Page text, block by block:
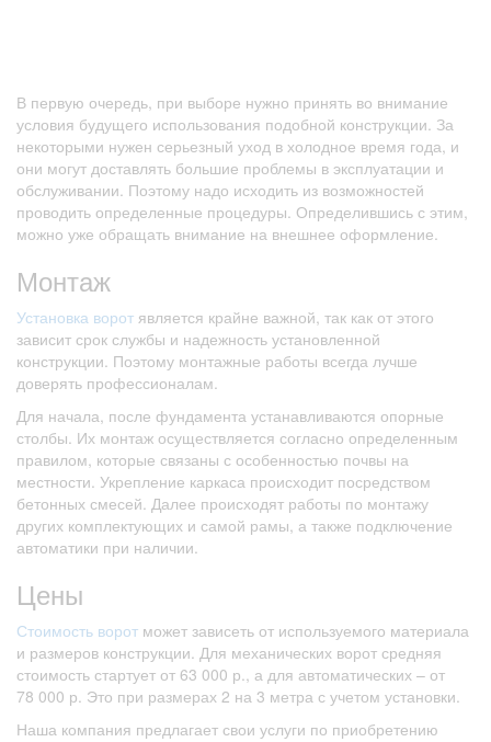
В первую очередь, при выборе нужно принять во внимание
условия будущего использования подобной конструкции. За
некоторыми нужен серьезный уход в холодное время года, и
они могут доставлять большие проблемы в эксплуатации и
обслуживании. Поэтому надо исходить из возможностей
проводить определенные процедуры. Определившись с этим,
можно уже обращать внимание на внешнее оформление.
Монтаж
Установка ворот является крайне важной, так как от этого
зависит срок службы и надежность установленной
конструкции. Поэтому монтажные работы всегда лучше
доверять профессионалам.
Для начала, после фундамента устанавливаются опорные
столбы. Их монтаж осуществляется согласно определенным
правилом, которые связаны с особенностью почвы на
местности. Укрепление каркаса происходит посредством
бетонных смесей. Далее происходят работы по монтажу
других комплектующих и самой рамы, а также подключение
автоматики при наличии.
Цены
Стоимость ворот может зависеть от используемого материала
и размеров конструкции. Для механических ворот средняя
стоимость стартует от 63 000 р., а для автоматических – от
78 000 р. Это при размерах 2 на 3 метра с учетом установки.
Наша компания предлагает свои услуги по приобретению